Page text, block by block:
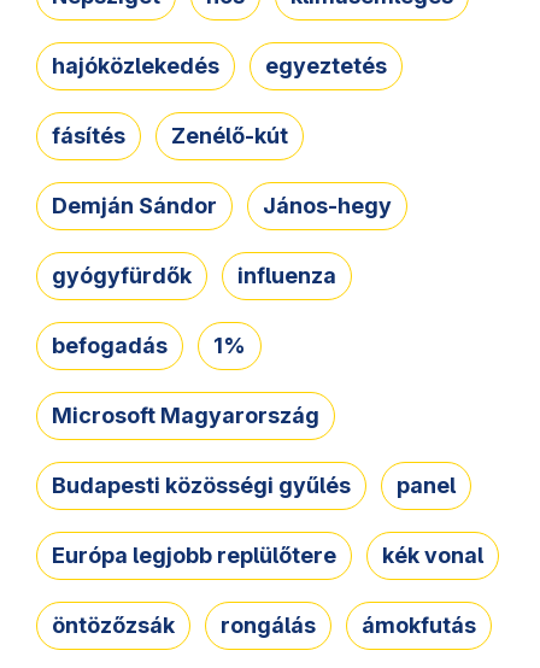
hajóközlekedés egyeztetés
fásítés Zenélő-kút
Demján Sándor János-hegy
gyógyfürdők influenza
befogadás 1%
Microsoft Magyarország
Budapesti közösségi gyűlés panel
Európa legjobb replülőtere kék vonal
öntözőzsák rongálás ámokfutás